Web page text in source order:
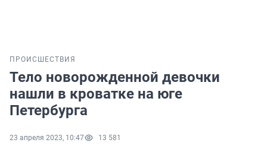
ПРОИСШЕСТВИЯ
Тело новорожденной девочки
нашли в кроватке на юге
Петербурга
23 апреля 2023, 10:47 13 581